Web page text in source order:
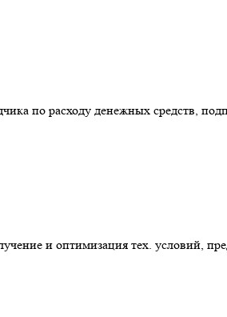
по расходу денежных средств,
и оптимизация тех. условий,